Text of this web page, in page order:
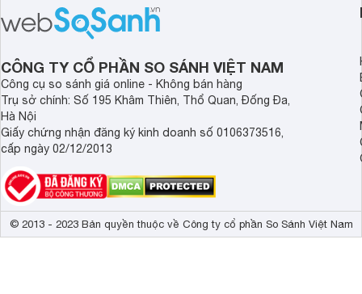
CÔNG TY CỔ PHẦN SO SÁNH VIỆT NAM
Công cụ so sánh giá online - Không bán hàng
Trụ sở chính: Số 195 Khâm Thiên, Thổ Quan, Đống Đa,
Hà Nội
Giấy chứng nhận đăng ký kinh doanh số 0106373516,
cấp ngày 02/12/2013
© 2013 - 2023 Bản quyền thuộc về Công ty cổ phần So Sánh Việt Nam